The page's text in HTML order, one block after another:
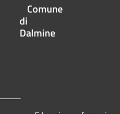
Comune
di
Dalmine